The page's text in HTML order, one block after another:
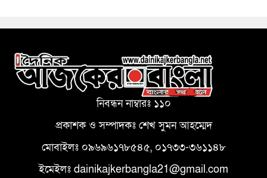
নিবন্ধন নাম্বারঃ ১১০
প্রকাশক ও সম্পাদকঃ শেখ সুমন আহম্মেদ
মোবাইলঃ ০৯৬৯৬১৭৮৫৪৫, ০১৭৩৩-৩৬১১৪৮
ইমেইলঃ dainikajkerbangla21@gmail.com